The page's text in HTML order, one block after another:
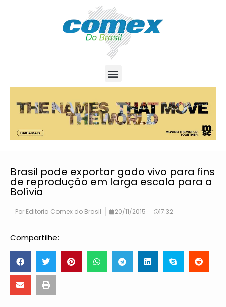
Brasil pode exportar gado vivo para fins
de reprodução em larga escala para a
Bolívia
Por Editoria Comex do Brasil 20/11/2015 17:32
Compartilhe: